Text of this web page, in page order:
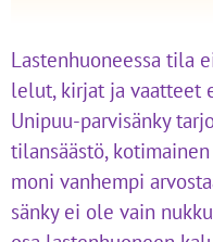
Lastenhuoneessa tila
lelut, kirjat ja vaatteet
Unipuu-parvisänky
tilansäästö,
moni vanhempi
sänky ei ole vain